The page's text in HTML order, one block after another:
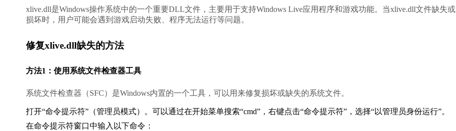
xlive.dll是Windows操作系统中的一个重要DLL文件，主要用于支持Windows Live应用程序和游戏功能。当xlive.dll文件缺失或
损坏时，用户可能会遇到游戏启动失败、程序无法运行等问题。
修复xlive.dll缺失的方法
方法1：使用系统文件检查器工具
系统文件检查器（SFC）是Windows内置的一个工具，可以用来修复损坏或缺失的系统文件。
打开“命令提示符”（管理员模式）。可以通过在开始菜单搜索“cmd”，右键点击“命令提示符”，选择“以管理员身份运行”。
在命令提示符窗口中输入以下命令：